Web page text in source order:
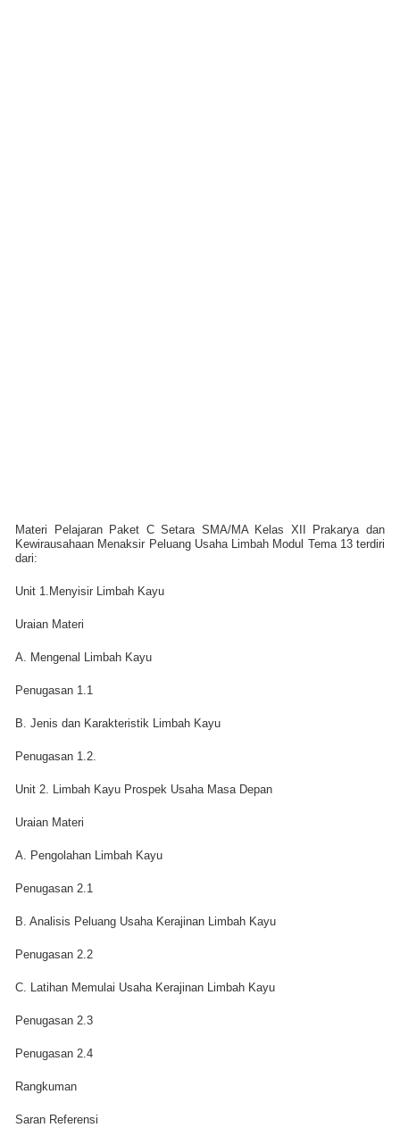
Materi Pelajaran Paket C Setara SMA/MA Kelas XII Prakarya dan
Kewirausahaan Menaksir Peluang Usaha Limbah Modul Tema 13 terdiri
dari:
Unit 1.Menyisir Limbah Kayu
Uraian Materi
A. Mengenal Limbah Kayu
Penugasan 1.1
B. Jenis dan Karakteristik Limbah Kayu
Penugasan 1.2.
Unit 2. Limbah Kayu Prospek Usaha Masa Depan
Uraian Materi
A. Pengolahan Limbah Kayu
Penugasan 2.1
B. Analisis Peluang Usaha Kerajinan Limbah Kayu
Penugasan 2.2
C. Latihan Memulai Usaha Kerajinan Limbah Kayu
Penugasan 2.3
Penugasan 2.4
Rangkuman
Saran Referensi